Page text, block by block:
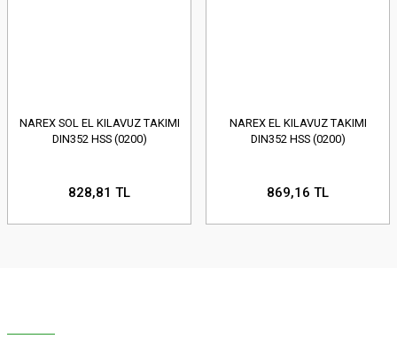
NAREX SOL EL KILAVUZ TAKIMI
DIN352 HSS (0200)
828,81 TL
NAREX EL KILAVUZ TAKIMI
DIN352 HSS (0200)
869,16 TL